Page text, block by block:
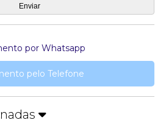
por Whatsapp
pelo Telefone